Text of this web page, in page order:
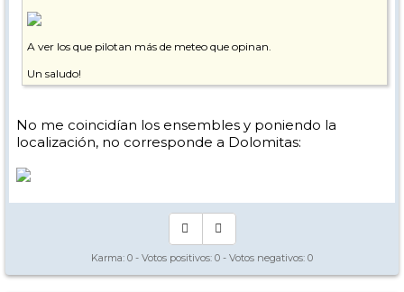
A ver los que pilotan más de meteo que opinan.
Un saludo!
No me coincidían los ensembles y poniendo la
localización, no corresponde a Dolomitas:
Karma: 0 - Votos positivos: 0 - Votos negativos: 0